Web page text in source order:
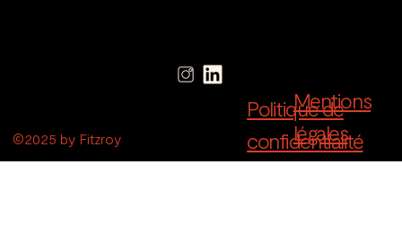
Politique de
confidentialité
Mentions
légales
©2025 by Fitzroy